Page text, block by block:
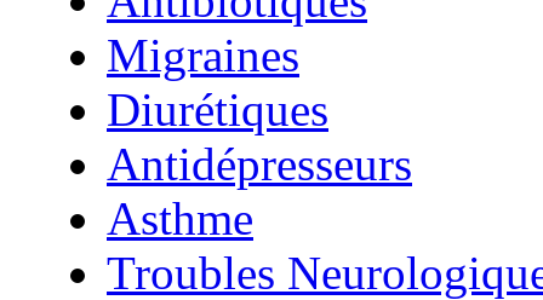
Migraines
Diurétiques
Antidépresseurs
Asthme
Troubles